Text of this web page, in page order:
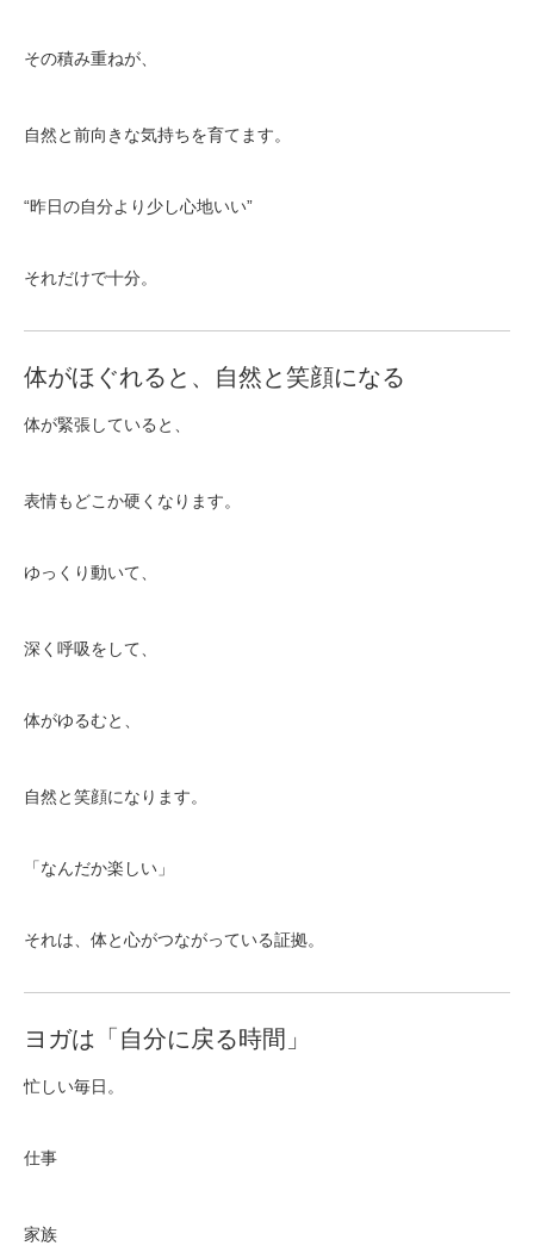
その積み重ねが、
自然と前向きな気持ちを育てます。
“昨日の自分より少し心地いい”
それだけで十分。
体がほぐれると、自然と笑顔になる
体が緊張していると、
表情もどこか硬くなります。
ゆっくり動いて、
深く呼吸をして、
体がゆるむと、
自然と笑顔になります。
「なんだか楽しい」
それは、体と心がつながっている証拠。
ヨガは「自分に戻る時間」
忙しい毎日。
仕事
家族